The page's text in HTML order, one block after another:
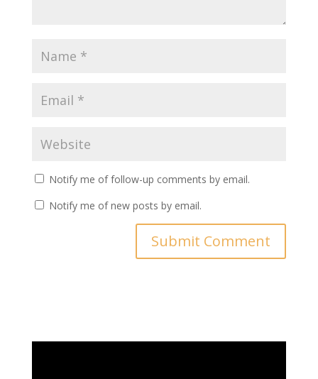
Notify me of follow-up comments by email.
Notify me of new posts by email.